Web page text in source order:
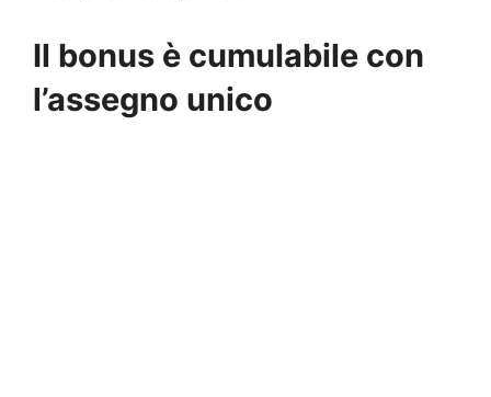
Il bonus è cumulabile con
l’assegno unico